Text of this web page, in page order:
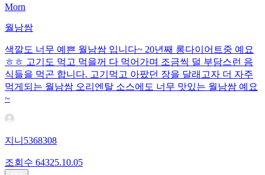
Morn
월남쌈
색깔도 너무 예쁜 월남쌈 입니다~ 20년째 롱다이어트중 예요
ㅎㅎ 고기도 먹고 먹을꺼 다 먹어가며 조금씩 덜 부담스런 음
식들을 먹곤 합니다. 고기먹고 아팠던 장을 달래고자 더 자주
먹게되는 월남쌈 오리엔탈 소스에도 너무 맛있는 월남쌈 예요
~
지니5368308
조회수 64325.10.05